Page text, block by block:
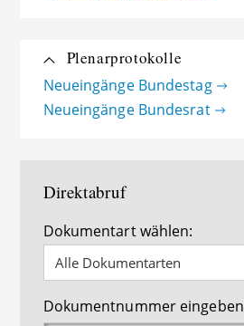
Plenarprotokolle
Neueingänge Bundestag
Neueingänge Bundesrat
Direktabruf
Dokumentart wählen:
Alle Dokumentarten
Dokumentnummer eingeben